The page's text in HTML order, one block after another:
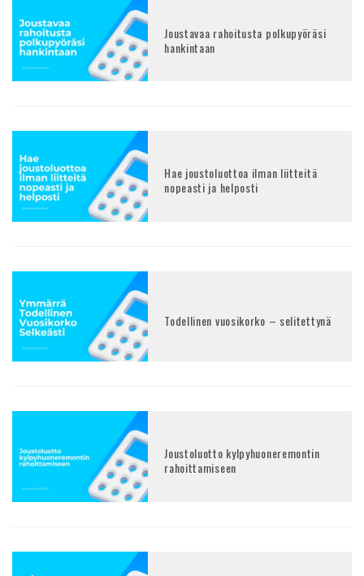
Joustavaa rahoitusta polkupyöräsi
hankintaan
Hae joustoluottoa ilman liitteitä
nopeasti ja helposti
Todellinen vuosikorko – selitettynä
Joustoluotto kylpyhuoneremontin
rahoittamiseen